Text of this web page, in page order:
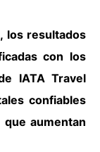
los resultados
con los
IATA Travel
confiables
aumentan